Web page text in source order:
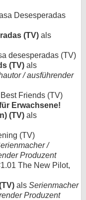
Desesperadas
(TV) als
desesperadas (TV)
(TV) als
/ ausführender
Friends (TV)
Erwachsene!
(TV) als
(TV)
/
Produzent
The New Pilot,
als Serienmacher
Produzent